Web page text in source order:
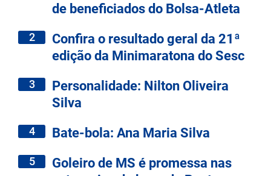
de beneficiados do Bolsa-Atleta
2
Confira o resultado geral da 21ª
edição da Minimaratona do Sesc
3
Personalidade: Nilton Oliveira
Silva
4 Bate-bola: Ana Maria Silva
5
Goleiro de MS é promessa nas